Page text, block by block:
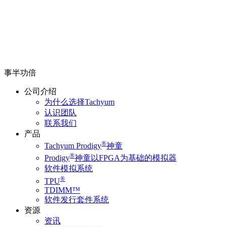
事半功倍
公司介绍
为什么选择Tachyum
认识团队
联系我们
产品
Tachyum Prodigy®神童
Prodigy®神童以FPGA为基础的模拟器
软件模拟系统
TPU®
TDIMM™
软件发行套件系统
资源
资讯